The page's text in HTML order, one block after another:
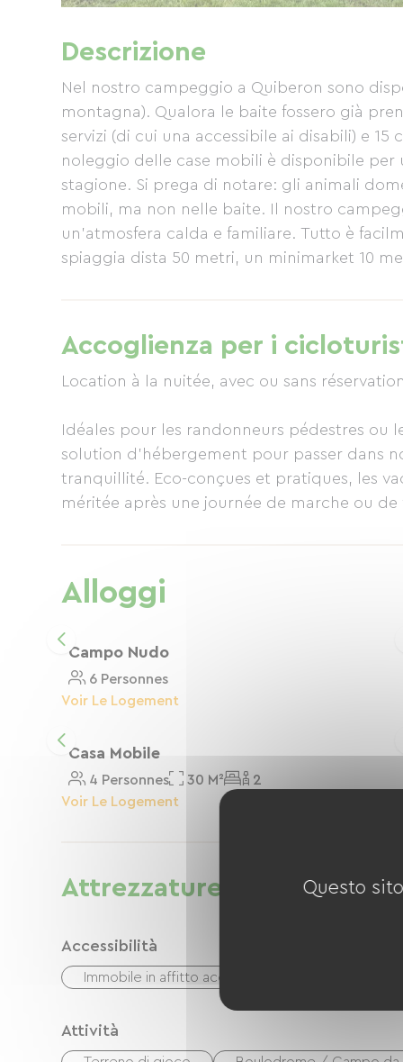
Descrizione
Nel nostro campeggio a Quiberon sono
montagna). Qualora le baite fossero già
servizi (di cui una accessibile ai disabili) e
noleggio delle case mobili è disponibile
stagione. Si prega di notare: gli animali
mobili, ma non nelle baite. Il nostro
un'atmosfera calda e familiare. Tutto è
spiaggia dista 50 metri, un minimarket 10
Accoglienza per i
Location à la nuitée, avec ou sans
Idéales pour les randonneurs pédestres ou
solution d'hébergement pour passer dans
tranquillité. Eco-conçues et pratiques, les
méritée après une journée de marche ou
Randonneurs et cyclotouristes : faites une
Bivouac à Quiberon : 2 cabanes avec vue
NB: Les animaux ne sont pas acceptés dans
Alloggi
Campo Nudo
6 Personnes
Voir Le Logement
Casa Mobile
4 Personnes 30 M²
2
Voir Le Logement
Attrezzature
Accessibilità
Immobile in affitto accessibile
Attività
Questo